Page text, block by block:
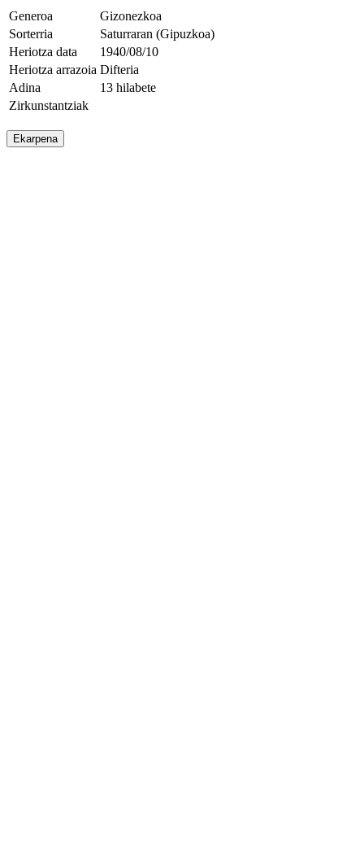
Generoa
Gizonezkoa
Sorterria
Saturraran (Gipuzkoa)
Heriotza data
1940/08/10
Heriotza arrazoia Difteria
Adina
13 hilabete
Zirkunstantziak